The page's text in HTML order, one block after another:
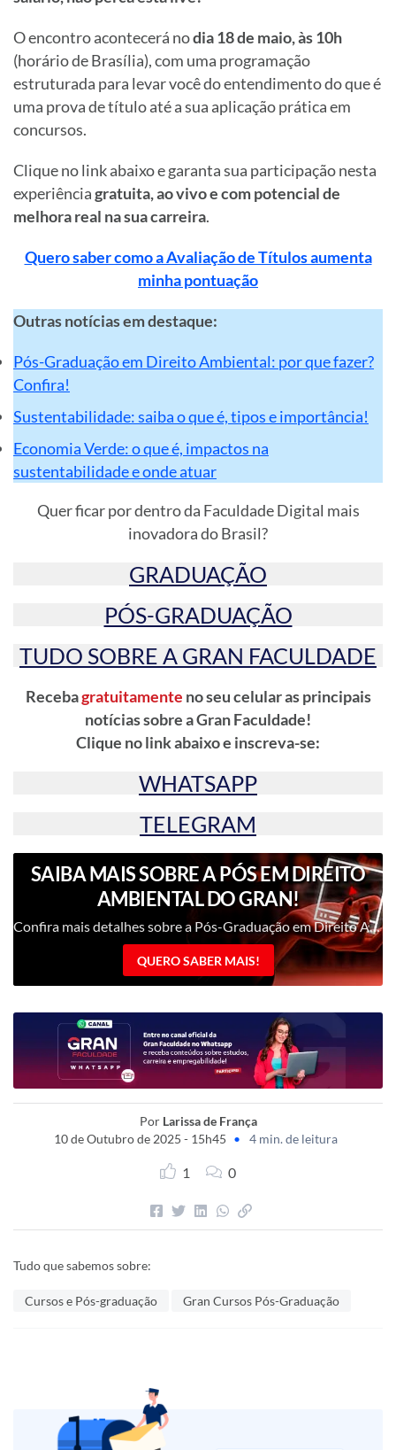
O encontro acontecerá nodia 18 de maio, às 10h
(horário de Brasília), com uma programação
estruturada para levar você do entendimento do que é
uma prova de título até a sua aplicação prática em
concursos.
Clique no link abaixo e garanta sua participação nesta
experiênciagratuita, ao vivo e com potencial de
melhora real na sua carreira.
Quero saber como a Avaliação de Títulos aumenta
minha pontuação
Outras notícias em destaque:
Pós-Graduação em Direito Ambiental: por que fazer?
Confira!
Sustentabilidade: saiba o que é, tipos e importância!
Economia Verde: o que é, impactos na
sustentabilidade e onde atuar
Quer ficar por dentro da Faculdade Digital mais
inovadora do Brasil?
GRADUAÇÃO
PÓS-GRADUAÇÃO
TUDO SOBRE A GRAN FACULDADE
Recebagratuitamente no seu celular as principais
notícias sobre a Gran Faculdade!
Clique no link abaixo e inscreva-se:
WHATSAPP
TELEGRAM
SAIBA MAIS SOBRE A PÓS EM DIREITO
AMBIENTAL DO GRAN!
Confira mais detalhes sobre a Pós-Graduação em Direito Ambiental e Urbanístico!
QUERO SABER MAIS!
Por Larissa de França
10 de Outubro de 2025 - 15h45 • 4 min. de leitura
1 0
Tudo que sabemos sobre:
Cursos e Pós-graduação Gran Cursos Pós-Graduação